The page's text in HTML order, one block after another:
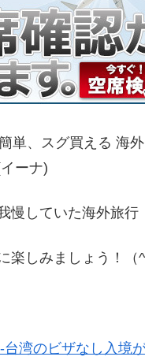
単、スグ買える 海
ーナ)
慢していた海外旅行
楽しみましょう！（
台湾のビザなし入境